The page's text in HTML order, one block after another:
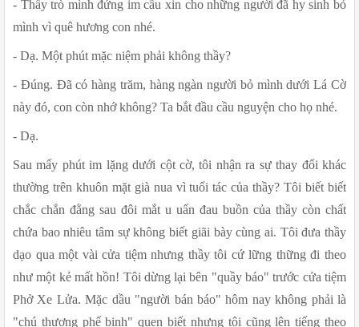
- Thầy trò mình đứng im cầu xin cho những người đã hy sinh bỏ
mình vì quê hương con nhé.
- Dạ. Một phút mặc niệm phải không thầy?
- Đúng. Đã có hàng trăm, hàng ngàn người bỏ mình dưới Lá Cờ
này đó, con còn nhớ không? Ta bắt đầu cầu nguyện cho họ nhé.
- Dạ.
Sau mấy phút im lặng dưới cột cờ, tôi nhận ra sự thay đổi khác
thường trên khuôn mặt già nua vì tuổi tác của thầy? Tôi biết biết
chắc chắn đằng sau đôi mắt u uẩn đau buồn của thầy còn chất
chứa bao nhiêu tâm sự không biết giãi bày cùng ai. Tôi đưa thầy
dạo qua một vài cửa tiệm nhưng thầy tôi cứ lững thững đi theo
như một kẻ mất hồn! Tôi dừng lại bên "quầy báo" trước cửa tiệm
Phở Xe Lửa. Mặc dầu "người bán báo" hôm nay không phải là
"chú thương phế binh" quen biết nhưng tôi cũng lên tiếng theo